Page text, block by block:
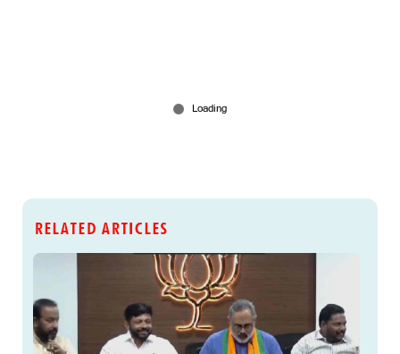
RELATED ARTICLES